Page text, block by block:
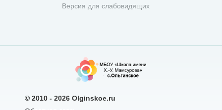
Версия для слабовидящих
© 2010 - 2026 Olginskoe.ru